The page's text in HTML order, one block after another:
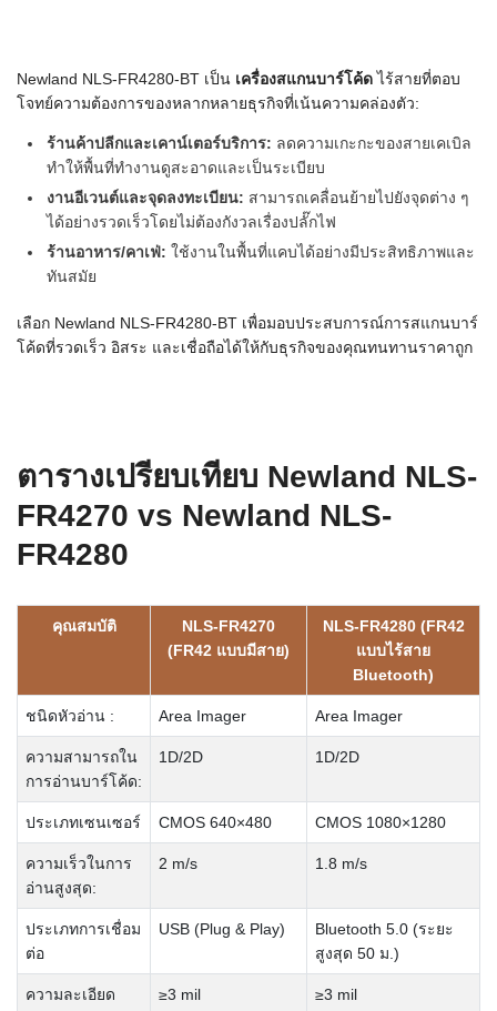
Newland NLS-FR4280-BT เป็น เครื่องสแกนบาร์โค้ดไร้สายที่ตอบ
โจทย์ความต้องการของหลากหลายธุรกิจที่เน้นความคล่องตัว:
ร้านค้าปลีกและเคาน์เตอร์บริการ: ลดความเกะกะของสายเคเบิล
ทำให้พื้นที่ทำงานดูสะอาดและเป็นระเบียบ
งานอีเวนต์และจุดลงทะเบียน: สามารถเคลื่อนย้ายไปยังจุดต่าง ๆ
ได้อย่างรวดเร็วโดยไม่ต้องกังวลเรื่องปลั๊กไฟ
ร้านอาหาร/คาเฟ่: ใช้งานในพื้นที่แคบได้อย่างมีประสิทธิภาพและ
ทันสมัย
เลือก Newland NLS-FR4280-BT เพื่อมอบประสบการณ์การสแกนบาร์
โค้ดที่รวดเร็ว อิสระ และเชื่อถือได้ให้กับธุรกิจของคุณทนทานราคาถูก
ตารางเปรียบเทียบ Newland NLS-
FR4270 vs Newland NLS-
FR4280
คุณสมบัติ
NLS-FR4270
(FR42 แบบมีสาย)
NLS-FR4280 (FR42
แบบไร้สาย
Bluetooth)
ชนิดหัวอ่าน : Area Imager Area Imager
ความสามารถใน
การอ่านบาร์โค้ด:
1D/2D 1D/2D
ประเภทเซนเซอร์ CMOS 640×480 CMOS 1080×1280
ความเร็วในการ
อ่านสูงสุด:
2 m/s 1.8 m/s
ประเภทการเชื่อม
ต่อ
USB (Plug & Play)
Bluetooth 5.0 (ระยะ
สูงสุด 50 ม.)
ความละเอียด
≥3 mil ≥3 mil